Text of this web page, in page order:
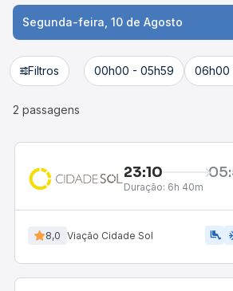
Segunda-feira, 10 de Agosto
Filtros 00h00 - 05h59 06h00
2 passagens
23:10
Duração: 6h 40m
8,0 Viação Cidade Sol airline_seat_legroom_extra